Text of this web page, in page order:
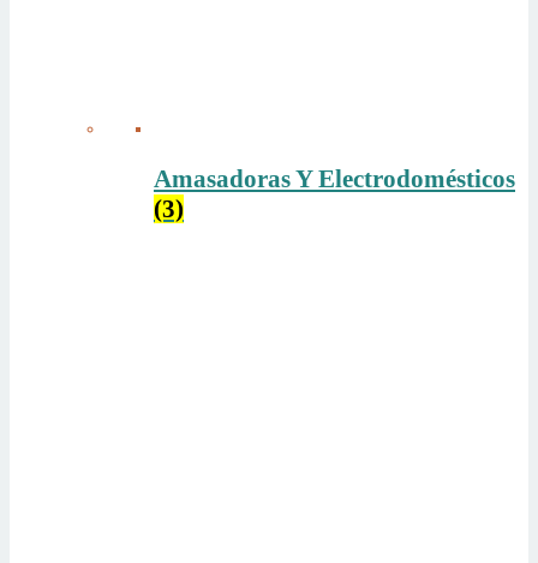
Amasadoras Y Electrodomésticos
(3)